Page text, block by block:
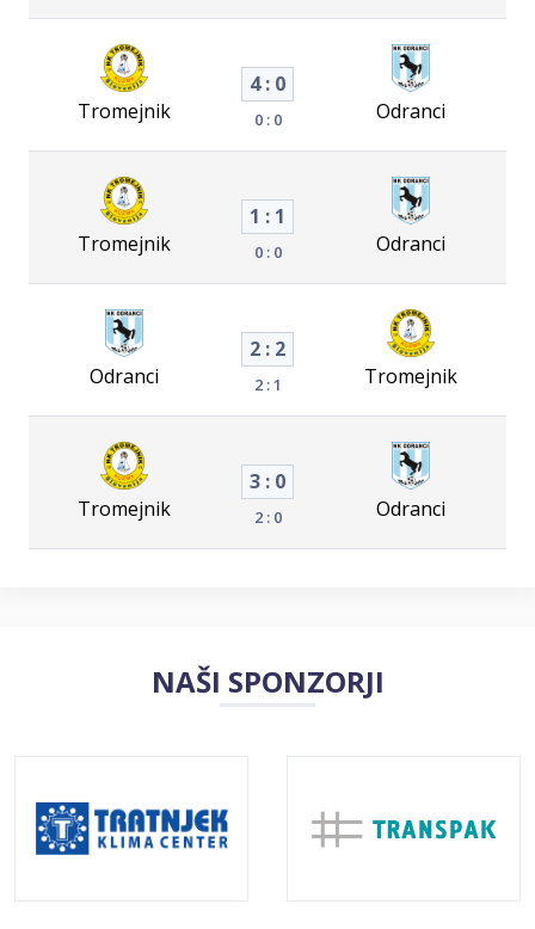
Tromejnik
4 : 0
0 : 0 Odranci
Tromejnik
1 : 1
0 : 0 Odranci
Odranci
2 : 2
2 : 1 Tromejnik
Tromejnik
3 : 0
2 : 0 Odranci
NAŠI SPONZORJI